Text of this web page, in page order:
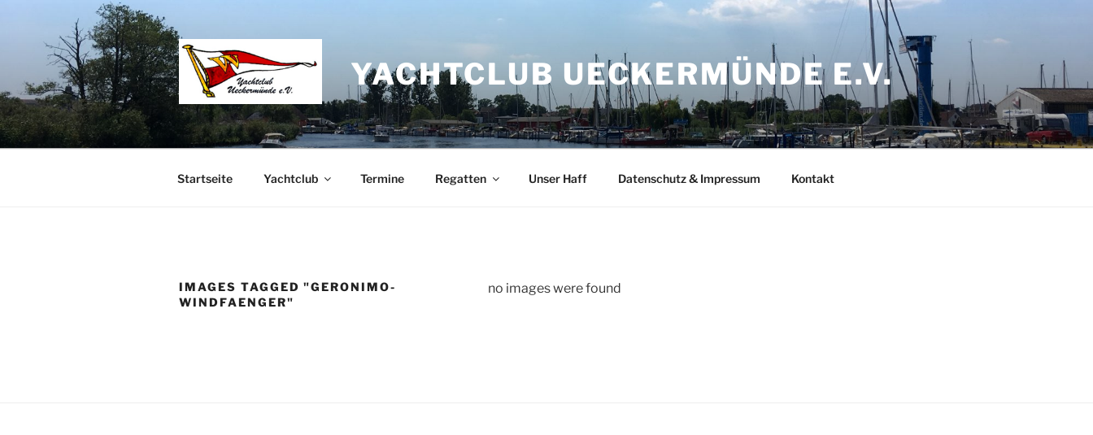
springen
YACHTCLUB UECKERMÜNDE E.V.
Startseite Yachtclub Termine Regatten Unser Haff Datenschutz & Impressum Kontakt
IMAGES TAGGED "GERONIMO-
WINDFAENGER"
no images were found